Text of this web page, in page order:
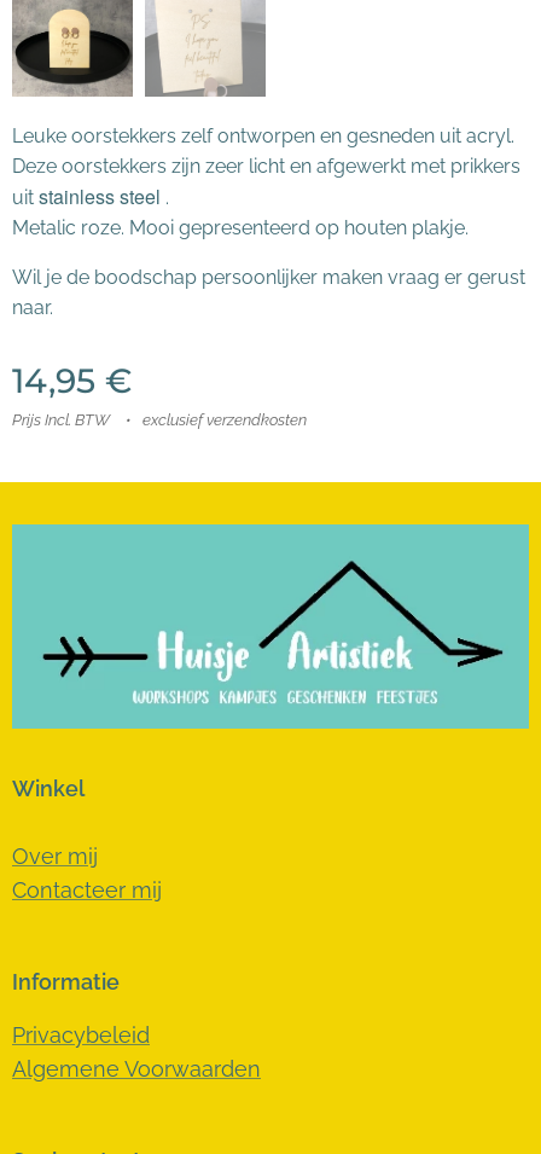
Leuke oorstekkers zelf ontworpen en gesneden uit acryl.
Deze oorstekkers zijn zeer licht en afgewerkt met prikkers
uit stainless steel .
Metalic roze. Mooi gepresenteerd op houten plakje.
Wil je de boodschap persoonlijker maken vraag er gerust
naar.
14,95 €
Prijs Incl. BTW exclusief verzendkosten
Winkel
Over mij
Contacteer mij
Informatie
Privacybeleid
Algemene Voorwaarden